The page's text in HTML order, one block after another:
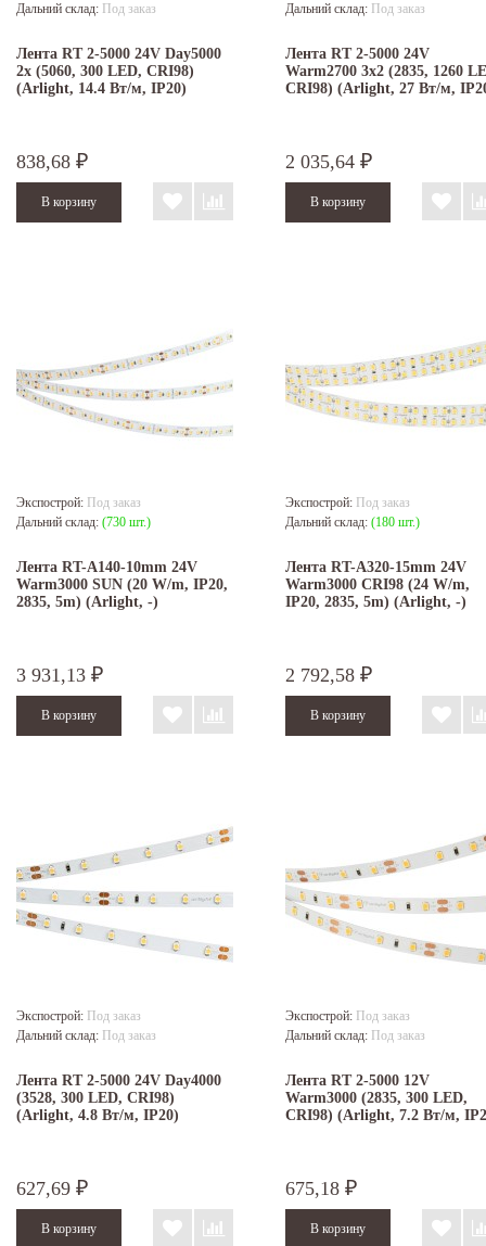
Дальний склад: Под заказ
Лента RT 2-5000 24V Day5000
2x (5060, 300 LED, CRI98)
(Arlight, 14.4 Вт/м, IP20)
838,68 ₽
Дальний склад: Под заказ
Лента RT 2-5000 24V
Warm2700 3x2 (2835, 1260
CRI98) (Arlight, 27 Вт/м,
2 035,64 ₽
Экспострой: Под заказ
Дальний склад: (730 шт.)
Лента RT-A140-10mm 24V
Warm3000 SUN (20 W/m, IP20,
2835, 5m) (Arlight, -)
3 931,13 ₽
Экспострой: Под заказ
Дальний склад: (180 шт.)
Лента RT-A320-15mm 24V
Warm3000 CRI98 (24 W/m,
IP20, 2835, 5m) (Arlight, -)
2 792,58 ₽
Экспострой: Под заказ
Дальний склад: Под заказ
Лента RT 2-5000 24V Day4000
(3528, 300 LED, CRI98)
(Arlight, 4.8 Вт/м, IP20)
627,69 ₽
Экспострой: Под заказ
Дальний склад: Под заказ
Лента RT 2-5000 12V
Warm3000 (2835, 300 LED,
CRI98) (Arlight, 7.2 Вт/м,
675,18 ₽